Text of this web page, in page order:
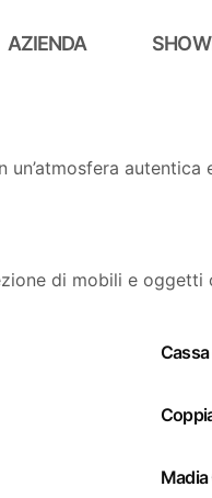
AZIENDA
autentica
di mobili e
Madia